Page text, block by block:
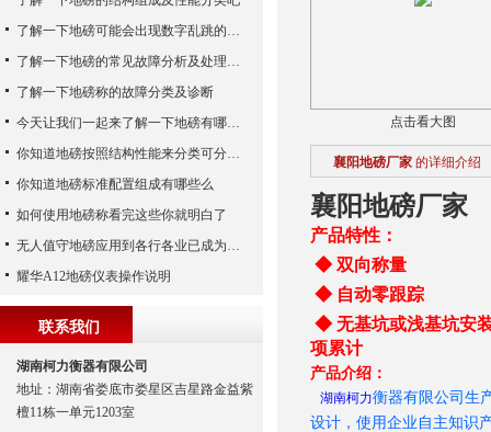
点击看大图
襄阳地磅厂家 的详细介绍
襄阳地磅厂家
产品特性：
◆ 双向称量 ◆
◆ 自动零跟踪 ◆
◆ 无基坑或浅基坑安
项累计
产品介绍：
湖南柯力衡器有限公司生
设计，使用企业自主知识
了解一下地磅可能会出现数字乱跳的原因
了解一下地磅的常见故障分析及处理方法
了解一下地磅称的故障分类及诊断
今天让我们一起来了解一下地磅有哪些特点吧
你知道地磅按照结构性能来分类可分为哪些么
你知道地磅标准配置组成有哪些么
如何使用地磅称看完这些你就明白了
无人值守地磅应用到各行各业已成为称重历史发展的潮流
耀华A12地磅仪表操作说明
联系我们
湖南柯力衡器有限公司
地址：湖南省娄底市娄星区吉星路金益紫
檀11栋一单元1203室